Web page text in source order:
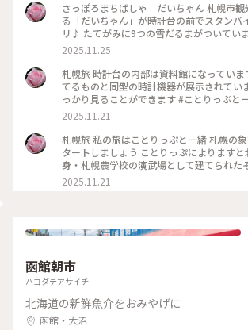
さっぽろまちばしゃ だいちゃん 札幌市観光大使をやってい
る「だいちゃん」が時計台の前でスタンバ
リ♪ たてがみに9つの雪だるまがついていました Snow Manの
ライブのための札幌行きだったので、だい
うれしかったです♡ だいちゃんが引く馬車で、町なか観光が
できるそうです #ことりっぷと一緒 #
2025.11.25
札幌旅 時計台の内部は資料館になっています 時計台で使われ
てるものと同型の時計機器が展示されています 仕組み
っかり見ることができます #ことりっぷと一緒 #ことりっぷ札
幌
2025.11.21
札幌旅 私の旅はことりっぷと一緒 札幌の象徴、時計台からス
タートしましょう ことりっぷによりますと北海道大学の前
身・札幌農学校の演武場として建てられたそうで
っぷと一緒 #ことりっぷ札幌
2025.11.21
函館朝市
ハコダテアサイチ
北海道の新鮮魚介をおみやげに
函館・大沼